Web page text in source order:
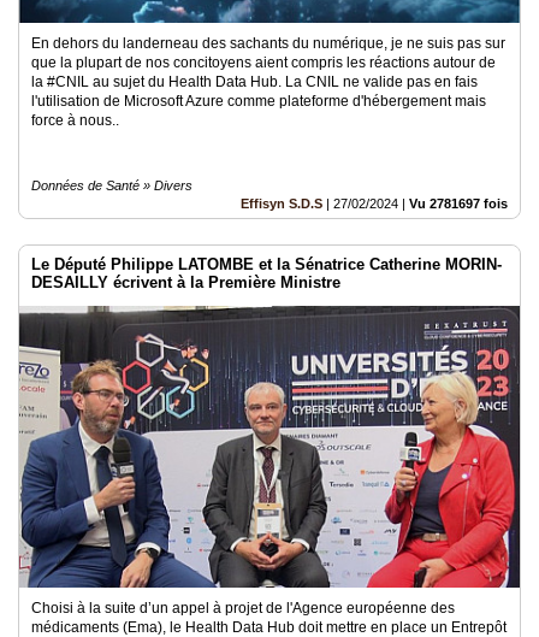
En dehors du landerneau des sachants du numérique, je ne suis pas sur
que la plupart de nos concitoyens aient compris les réactions autour de
la #CNIL au sujet du Health Data Hub. La CNIL ne valide pas en fais
l'utilisation de Microsoft Azure comme plateforme d'hébergement mais
force à nous..
Données de Santé » Divers
Effisyn S.D.S | 27/02/2024 | Vu 2781697 fois
Le Député Philippe LATOMBE et la Sénatrice Catherine MORIN-
DESAILLY écrivent à la Première Ministre
Choisi à la suite d’un appel à projet de l'Agence européenne des
médicaments (Ema), le Health Data Hub doit mettre en place un Entrepôt